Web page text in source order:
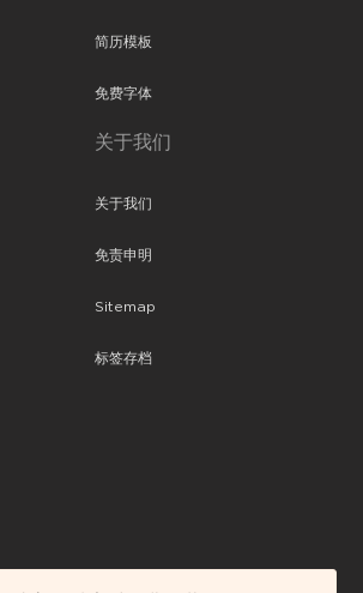
简历模板
免费字体
关于我们
关于我们
免责申明
Sitemap
标签存档